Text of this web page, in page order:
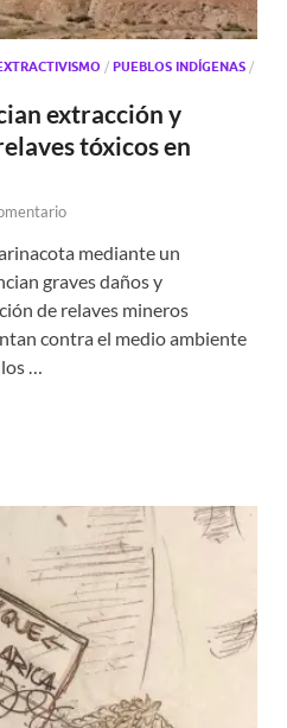
/ PUEBLOS INDÍGENAS /
extracción y
tóxicos en
mediante un
graves daños y
de relaves mineros
contra el medio ambiente
…